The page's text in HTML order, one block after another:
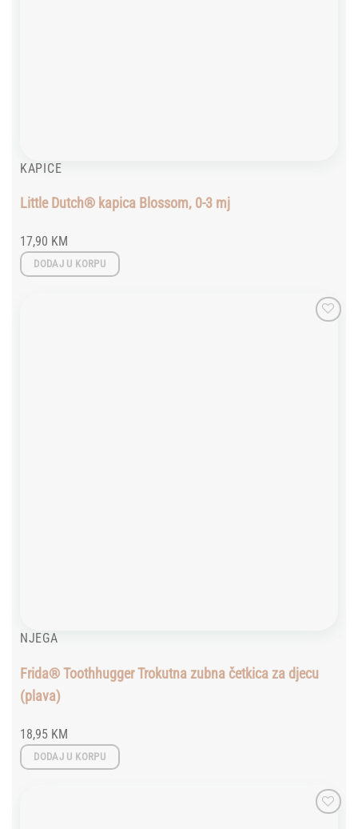
KAPICE
Little Dutch® kapica Blossom, 0-3 mj
17,90 KM
DODAJ U KORPU
NJEGA
Frida® Toothhugger Trokutna zubna četkica za djecu
(plava)
18,95 KM
DODAJ U KORPU